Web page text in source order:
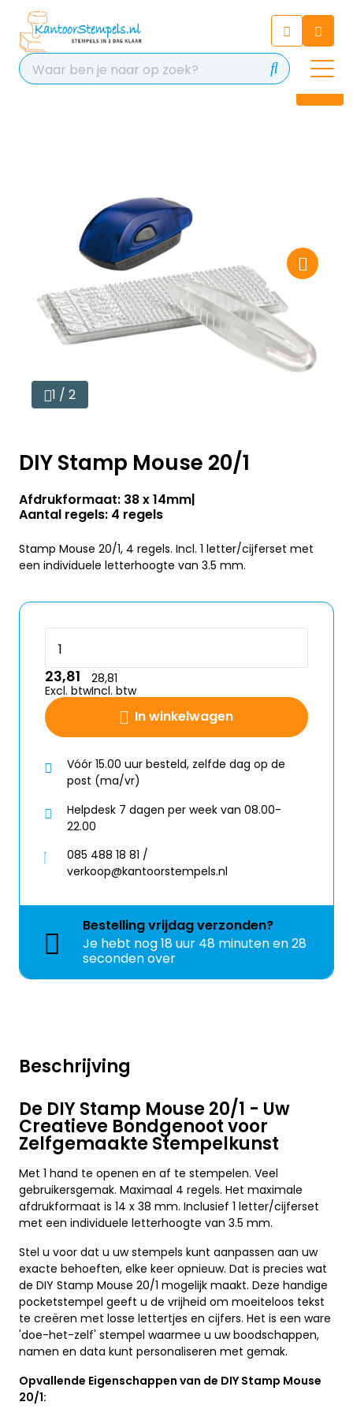
Chat 24/7 met onze chatbot
voor hulp
Contact
Beschrijving
De DIY Stamp Mouse 20/1 - Uw
Creatieve Bondgenoot voor
Zelfgemaakte Stempelkunst
Met 1 hand te openen en af te stempelen. Veel
gebruikersgemak. Maximaal 4 regels. Het maximale
afdrukformaat is 14 x 38 mm. Inclusief 1 letter/cijferset
met een individuele letterhoogte van 3.5 mm.
Stel u voor dat u uw stempels kunt aanpassen aan uw
exacte behoeften, elke keer opnieuw. Dat is precies wat
de DIY Stamp Mouse 20/1 mogelijk maakt. Deze handige
pocketstempel geeft u de vrijheid om moeiteloos tekst
te creëren met losse lettertjes en cijfers. Het is een ware
'doe-het-zelf' stempel waarmee u uw boodschappen,
namen en data kunt personaliseren met gemak.
Opvallende Eigenschappen van de DIY Stamp Mouse
20/1:
1 / 2
DIY Stamp Mouse 20/1
Afdrukformaat: 38 x 14mm
Aantal regels: 4 regels
Stamp Mouse 20/1, 4 regels. Incl. 1 letter/cijferset met
een individuele letterhoogte van 3.5 mm.
In winkelwagen
23,81
Excl. btw
28,81
Incl. btw
Vóór 15.00 uur besteld, zelfde dag op de
post (ma/vr)
Helpdesk 7 dagen per week van 08.00-
22.00
085 488 18 81 /
verkoop@kantoorstempels.nl
Bestellingvrijdagverzonden?
Je hebt nog18 uur 48 minuten en 28
seconden over